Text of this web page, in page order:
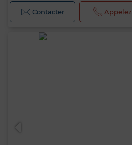
Contacter Appelez